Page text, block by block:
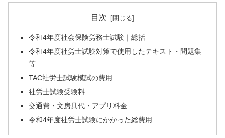
目次
令和4年度社会保険労務士試験｜総括
令和4年度社労士試験対策で使用したテキスト・問題集
等
TAC社労士試験模試の費用
社労士試験受験料
交通費・文房具代・アプリ料金
令和4年度社労士試験にかかった総費用